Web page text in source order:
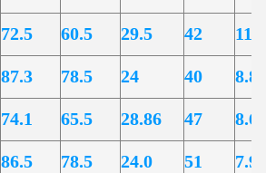
72.5 60.5 29.5 42
87.3 78.5 24 40 8.80
74.1 65.5 28.86 47 8.60
86.5 78.5 24.0 51 7.90